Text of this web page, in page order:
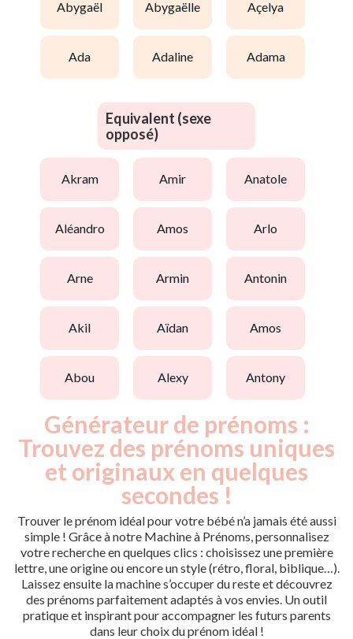
abygaël abygaëlle açelya
ada adaline adama
Equivalent (sexe
opposé)
akram amir anatole
aléandro amos arlo
arne armin antonin
akil aïdan amos
abou alexy antony
Générateur de prénoms :
Trouvez des prénoms uniques
et originaux en quelques
secondes !
Trouver le prénom idéal pour votre bébé n’a jamais été aussi
simple ! Grâce à notre Machine à Prénoms, personnalisez
votre recherche en quelques clics : choisissez une première
lettre, une origine ou encore un style (rétro, floral, biblique…).
Laissez ensuite la machine s’occuper du reste et découvrez
des prénoms parfaitement adaptés à vos envies. Un outil
pratique et inspirant pour accompagner les futurs parents
dans leur choix du prénom idéal !